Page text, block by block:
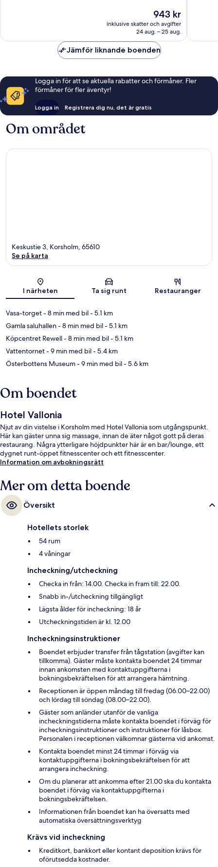
Priset
är
943 kr
943 kr
inklusive skatter och avgifter
24 aug. – 25 aug.
Jämför liknande boenden
Logga in för att se aktuella rabatter och förmåner. Fler
förmåner för fler äventyr!
Logga in Registrera dig nu, det är gratis
Om området
Karta
Keskustie 3, Korsholm, 65610
Se på karta
I närheten Ta sig runt Restauranger
Vasa-torget- 8 min med bil- 5.1 km
Gamla saluhallen- 8 min med bil- 5.1 km
Köpcentret Rewell- 8 min med bil- 5.1 km
Vattentornet- 9 min med bil- 5.4 km
Österbottens Museum- 9 min med bil- 5.6 km
Om boendet
Hotel Vallonia
Njut av din vistelse i Korsholm med Hotel Vallonia som utgångspunkt.
Här kan gäster unna sig massage, innan de äter något gott på deras
restaurang. Några ytterligare höjdpunkter här är en bar/lounge, ett
dygnet runt-öppet fitnesscenter och ett fitnesscenter.
Information om avbokningsrätt
Mer om detta boende
Översikt
Hotellets storlek
54 rum
4 våningar
Incheckning/utcheckning
Checka in från: 14.00. Checka in fram till: 22.00.
Snabb in-/utcheckning tillgängligt
Lägsta ålder för incheckning: 18 år
Utcheckningstiden är kl. 12.00
Incheckningsinstruktioner
Boendet erbjuder transfer från tågstation (avgifter kan
tillkomma). Gäster måste kontakta boendet 24 timmar
innan ankomsten med kontaktuppgifterna i
bokningsbekräftelsen för att arrangera hämtning.
Receptionen är öppen måndag till fredag (06.00–22.00)
och lördag till söndag (08.00–22.00).
Gäster som anländer utanför de vanliga
incheckningstiderna måste kontakta boendet i förväg för
incheckningsinstruktioner och instruktioner för låsbox.
Personalen i receptionen välkomnar gästerna vid ankomst.
Kontakta boendet minst 24 timmar i förväg via
kontaktuppgifterna i bokningsbekräftelsen för att
arrangera incheckning.
Om du planerar att ankomma efter 21.00 ska du kontakta
boendet i förväg via kontaktuppgifterna i
bokningsbekräftelsen.
Informationen från boendet kan ha översatts med
automatiska översättningsverktyg
Krävs vid incheckning
Kreditkort, bankkort eller kontant deposition krävs för
oförutsedda kostnader.